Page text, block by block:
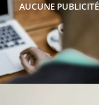
AUCUNE PUBLICITÉ